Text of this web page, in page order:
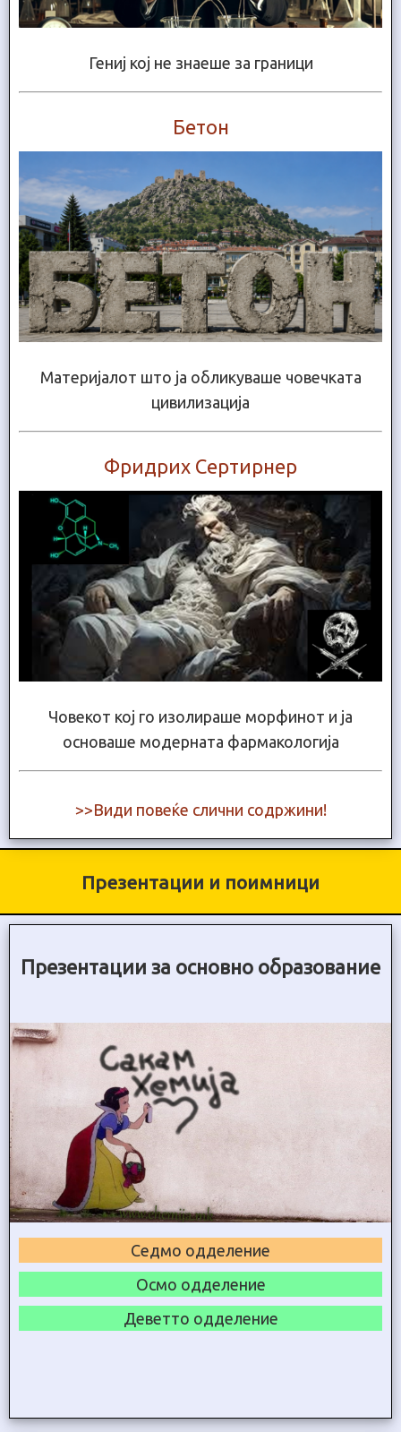
Гениј кој не знаеше за граници
Бетон
Материјалот што ја обликуваше човечката
цивилизација
Фридрих Сертирнер
Човекот кој го изолираше морфинот и ја
основаше модерната фармакологија
>>Види повеќе слични содржини!
Презентации и поимници
Презентации за основно образование
Седмо одделение
Осмо одделение
Деветто одделение